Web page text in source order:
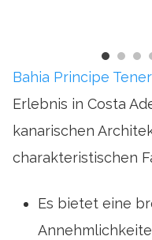
Bahia Principe
Erlebnis in Costa
kanarischen
charakteristischen
Es bietet eine